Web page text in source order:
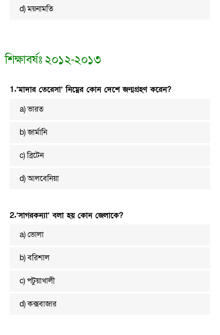
d) ময়নামতি
শিক্ষাবর্ষঃ ২০১২-২০১৩
1.’মাদার তেরেসা’ নিম্নের কোন দেশে জন্মগ্রহণ করেন?
a) ভারত
b) জার্মানি
c) ব্রিটেন
d) আলবেনিয়া
2.’সাগরকন্যা’ বলা হয় কোন জেলাকে?
a) ভোলা
b) বরিশাল
c) পটুয়াখালী
d) কক্সবাজার